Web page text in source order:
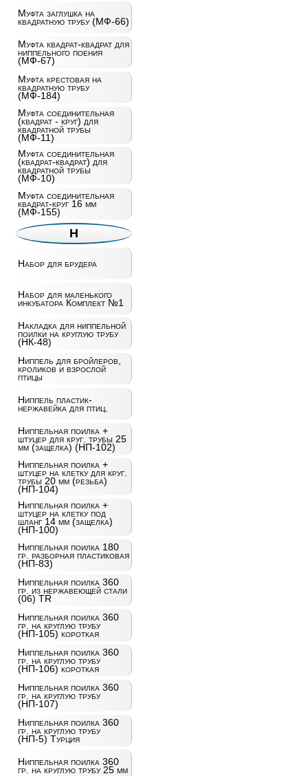
Муфта заглушка на
квадратную трубу (МФ-66)
Муфта квадрат-квадрат для
ниппельного поения
(МФ-67)
Муфта крестовая на
квадратную трубу
(МФ-184)
Муфта соединительная
(квадрат - круг) для
квадратной трубы
(МФ-11)
Муфта соединительная
(квадрат-квадрат) для
квадратной трубы
(МФ-10)
Муфта соединительная
квадрат-круг 16 мм
(МФ-155)
Н
Набор для брудера
Набор для маленького
инкубатора Комплект №1
Накладка для ниппельной
поилки на круглую трубу
(НК-48)
Ниппель для бройлеров,
кроликов и взрослой
птицы
Ниппель пластик-
нержавейка для птиц.
Ниппельная поилка +
штуцер для круг. трубы 25
мм (защелка) (НП-102)
Ниппельная поилка +
штуцер на клетку для круг.
трубы 20 мм (резьба)
(НП-104)
Ниппельная поилка +
штуцер на клетку под
шланг 14 мм (защелка)
(НП-100)
Ниппельная поилка 180
гр. разборная пластиковая
(НП-83)
Ниппельная поилка 360
гр. из нержавеющей стали
(06) TR
Ниппельная поилка 360
гр. на круглую трубу
(НП-105) короткая
Ниппельная поилка 360
гр. на круглую трубу
(НП-106) короткая
Ниппельная поилка 360
гр. на круглую трубу
(НП-107)
Ниппельная поилка 360
гр. на круглую трубу
(НП-5) Турция
Ниппельная поилка 360
гр. на круглую трубу 25 мм